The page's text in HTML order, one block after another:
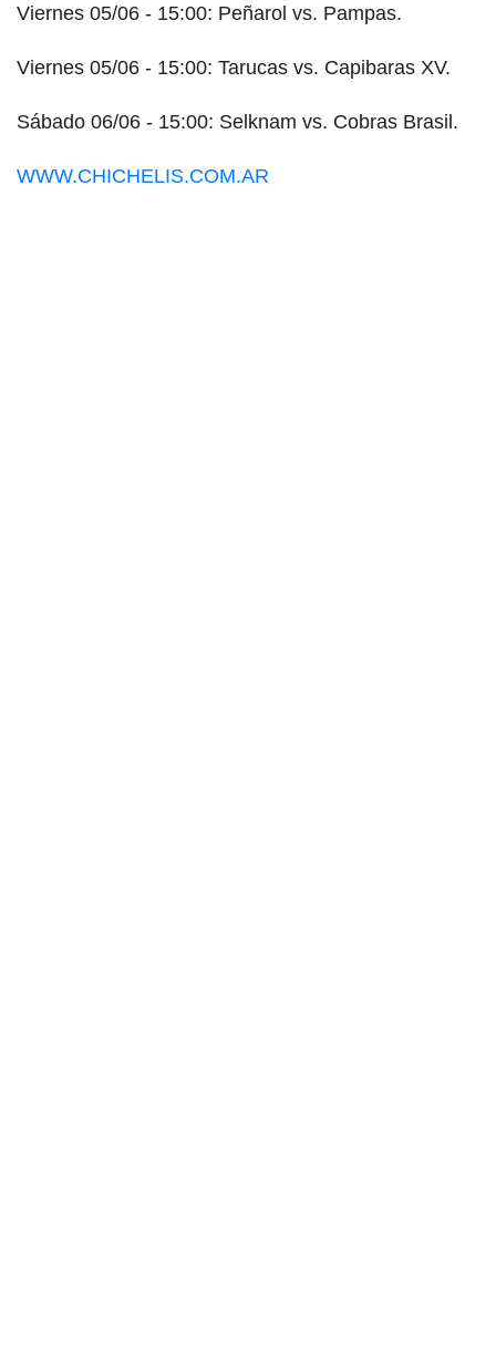
Viernes 05/06 - 15:00: Peñarol vs. Pampas.
Viernes 05/06 - 15:00: Tarucas vs. Capibaras XV.
Sábado 06/06 - 15:00: Selknam vs. Cobras Brasil.
WWW.CHICHELIS.COM.AR